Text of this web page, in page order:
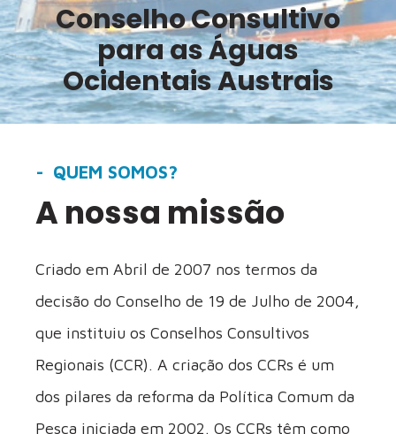
Conselho Consultivo
para as Águas
Ocidentais Austrais
QUEM SOMOS?
A nossa missão
Criado em Abril de 2007 nos termos da
decisão do Conselho de 19 de Julho de 2004,
que instituiu os Conselhos Consultivos
Regionais (CCR). A criação dos CCRs é um
dos pilares da reforma da Política Comum da
Pesca iniciada em 2002. Os CCRs têm como